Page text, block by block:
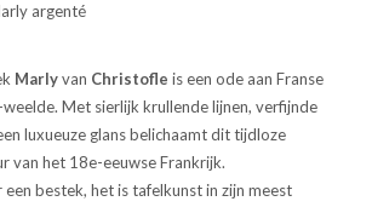
argenté
Marlyvan Christofle is een ode aan Franse
Met sierlijk krullende lijnen, verfijnde
luxueuze glans belichaamt dit tijdloze
van het 18e-eeuwse Frankrijk.
bestek, het is tafelkunst in zijn meest